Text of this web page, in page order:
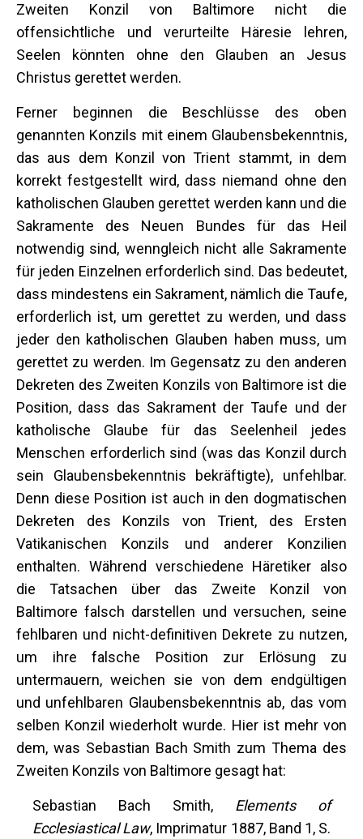
Zweiten Konzil von Baltimore nicht die
offensichtliche und verurteilte Häresie lehren,
Seelen könnten ohne den Glauben an Jesus
Christus gerettet werden.
Ferner beginnen die Beschlüsse des oben
genannten Konzils mit einem Glaubensbekenntnis,
das aus dem Konzil von Trient stammt, in dem
korrekt festgestellt wird, dass niemand ohne den
katholischen Glauben gerettet werden kann und die
Sakramente des Neuen Bundes für das Heil
notwendig sind, wenngleich nicht alle Sakramente
für jeden Einzelnen erforderlich sind. Das bedeutet,
dass mindestens ein Sakrament, nämlich die Taufe,
erforderlich ist, um gerettet zu werden, und dass
jeder den katholischen Glauben haben muss, um
gerettet zu werden. Im Gegensatz zu den anderen
Dekreten des Zweiten Konzils von Baltimore ist die
Position, dass das Sakrament der Taufe und der
katholische Glaube für das Seelenheil jedes
Menschen erforderlich sind (was das Konzil durch
sein Glaubensbekenntnis bekräftigte), unfehlbar.
Denn diese Position ist auch in den dogmatischen
Dekreten des Konzils von Trient, des Ersten
Vatikanischen Konzils und anderer Konzilien
enthalten. Während verschiedene Häretiker also
die Tatsachen über das Zweite Konzil von
Baltimore falsch darstellen und versuchen, seine
fehlbaren und nicht-definitiven Dekrete zu nutzen,
um ihre falsche Position zur Erlösung zu
untermauern, weichen sie von dem endgültigen
und unfehlbaren Glaubensbekenntnis ab, das vom
selben Konzil wiederholt wurde. Hier ist mehr von
dem, was Sebastian Bach Smith zum Thema des
Zweiten Konzils von Baltimore gesagt hat:
Sebastian Bach Smith, Elements of
Ecclesiastical Law, Imprimatur 1887, Band 1, S.